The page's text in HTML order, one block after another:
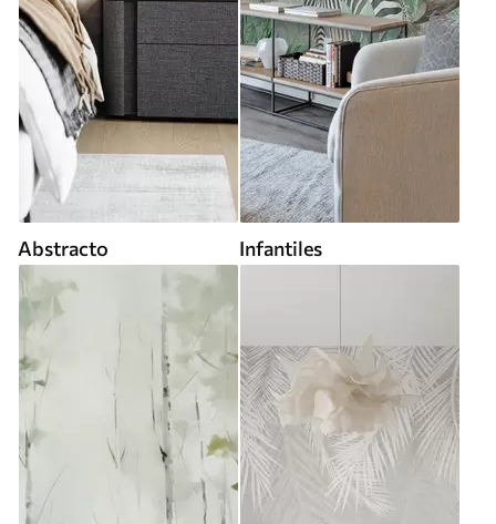
Abstracto Infantiles